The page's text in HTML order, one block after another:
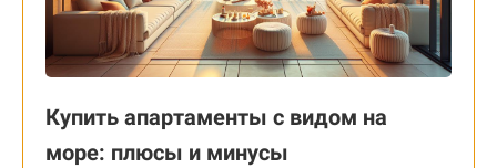
Купить апартаменты с видом на
море: плюсы и минусы